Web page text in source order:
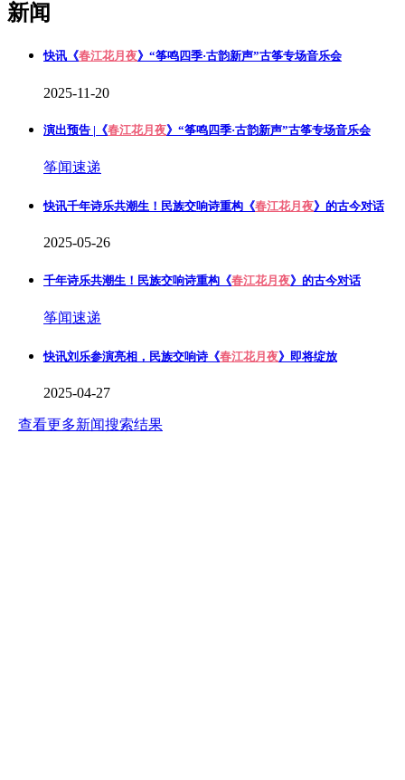
新闻
快讯 《春江花月夜》“筝鸣四季·古韵新声”古筝专场音乐会
2025-11-20
演出预告 |《春江花月夜》“筝鸣四季·古韵新声”古筝专场音乐会
筝闻速递
快讯千年诗乐共潮生！民族交响诗重构《春江花月夜》的古今对话
2025-05-26
千年诗乐共潮生！民族交响诗重构《春江花月夜》的古今对话
筝闻速递
快讯刘乐参演亮相，民族交响诗《春江花月夜》即将绽放
2025-04-27
查看更多新闻搜索结果